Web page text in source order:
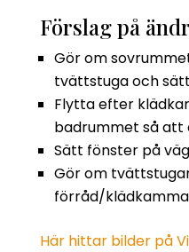
Förslag på
Gör om
tvättstuga och
Flytta efter
badrummet så att
Sätt fönster på
Gör om
förråd/
Här hittar bilder på